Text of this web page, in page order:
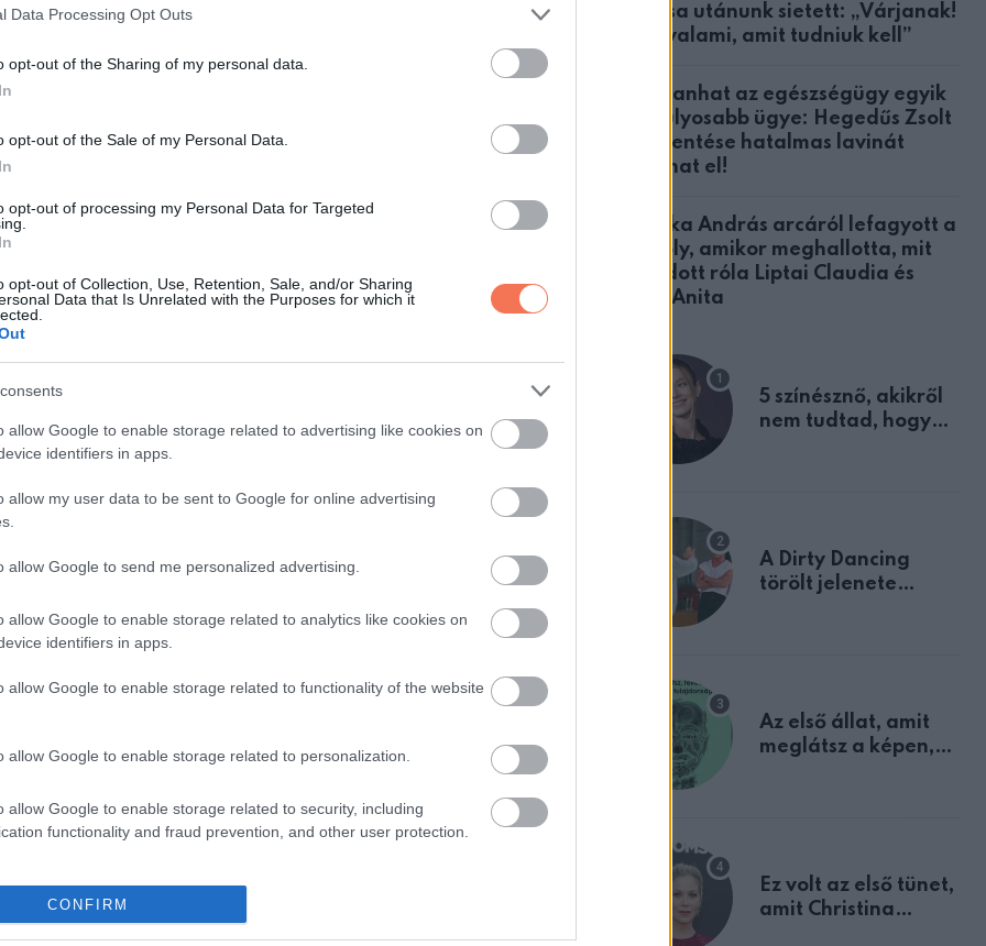
Data Processing Opt Outs
opt-out of the Sharing of my personal data.
opt-out of the Sale of my Personal Data.
opt-out of processing my Personal Data for Targeted
opt-out of Collection, Use, Retention, Sale, and/or Sharing
Data that Is Unrelated with the Purposes for which it
allow Google to enable storage related to advertising like cookies on
identifiers in apps.
allow my user data to be sent to Google for online advertising
allow Google to send me personalized advertising.
allow Google to enable storage related to analytics like cookies on
identifiers in apps.
allow Google to enable storage related to functionality of the website
allow Google to enable storage related to personalization.
allow Google to enable storage related to security, including
functionality and fraud prevention, and other user protection.
CONFIRM
egy jót!
megbántani!
14 volt barát és barátnő, aki szakítás
orvosa utánunk sietett: „Várjanak!
Van valami, amit tudniuk kell”
Robbanhat az egészségügy egyik
legsúlyosabb ügye: Hegedűs Zsolt
feljelentése hatalmas lavinát
indíthat el!
Csonka András arcáról lefagyott a
mosoly, amikor meghallotta, mit
mondott róla Liptai Claudia és
Ábel Anita
5 színésznő, akikről
nem tudtad, hogy
A Dirty Dancing
törölt jelenete
Az első állat, amit
meglátsz a képen,
Ez volt az első tünet,
amit Christina